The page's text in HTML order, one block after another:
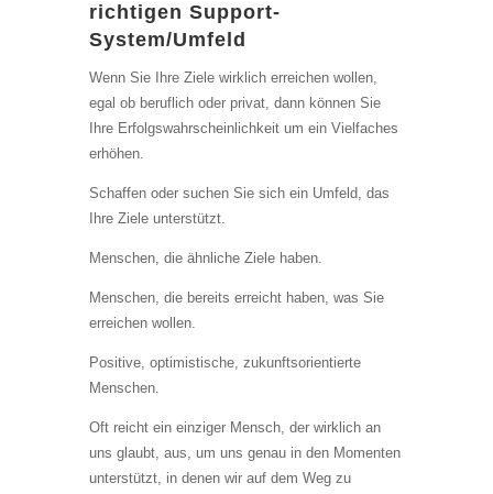
richtigen Support-
System/Umfeld
Wenn Sie Ihre Ziele wirklich erreichen wollen,
egal ob beruflich oder privat, dann können Sie
Ihre Erfolgswahrscheinlichkeit um ein Vielfaches
erhöhen.
Schaffen oder suchen Sie sich ein Umfeld, das
Ihre Ziele unterstützt.
Menschen, die ähnliche Ziele haben.
Menschen, die bereits erreicht haben, was Sie
erreichen wollen.
Positive, optimistische, zukunftsorientierte
Menschen.
Oft reicht ein einziger Mensch, der wirklich an
uns glaubt, aus, um uns genau in den Momenten
unterstützt, in denen wir auf dem Weg zu